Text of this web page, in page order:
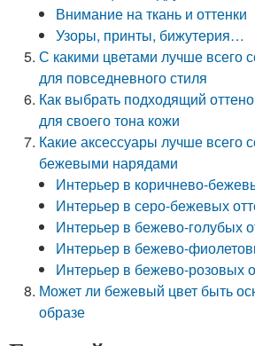
Внимание на ткань и оттенки
Узоры, принты, бижутерия…
С какими цветами лучше всего
для повседневного стиля
Как выбрать подходящий
для своего тона кожи
Какие аксессуары лучше всего
бежевыми нарядами
Интерьер в коричнево-
Интерьер в серо-бежевых
Интерьер в бежево-голубых
Интерьер в бежево-
Интерьер в бежево-розовых
Может ли бежевый цвет быть
образе